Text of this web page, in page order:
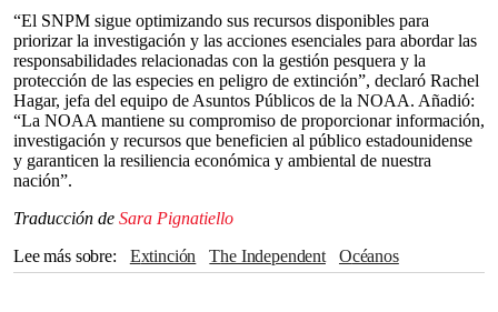
“El SNPM sigue optimizando sus recursos disponibles para
priorizar la investigación y las acciones esenciales para abordar las
responsabilidades relacionadas con la gestión pesquera y la
protección de las especies en peligro de extinción”, declaró Rachel
Hagar, jefa del equipo de Asuntos Públicos de la NOAA. Añadió:
“La NOAA mantiene su compromiso de proporcionar información,
investigación y recursos que beneficien al público estadounidense
y garanticen la resiliencia económica y ambiental de nuestra
nación”.
Traducción de Sara Pignatiello
Lee más sobre
Extinción The Independent
océanos